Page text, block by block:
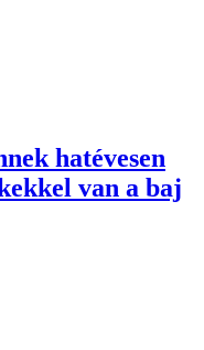
hatévesen
van a baj